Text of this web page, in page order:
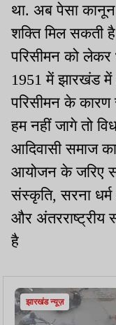
था. अब पेसा
शक्ति मिल सकती
परिसीमन को लेकर
1951 में झारखंड में
परिसीमन के
हम नहीं जागे तो
आदिवासी समाज
आयोजन के जरिए
संस्कृति, सरना धर्म
और अंतरराष्ट्रीय
है
झारखंड न्यूज़